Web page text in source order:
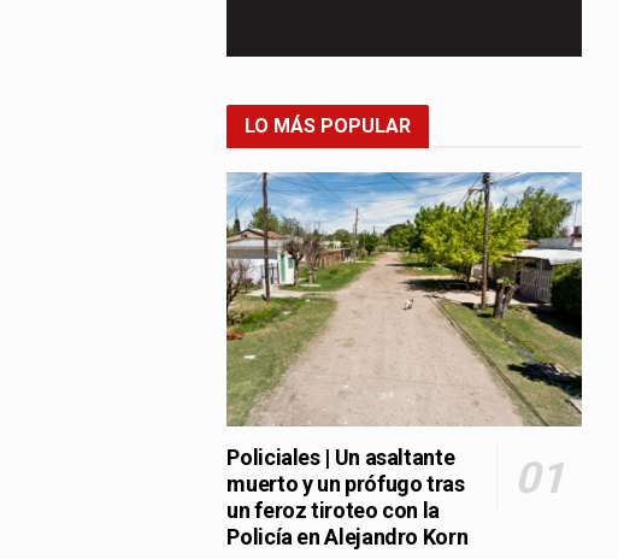
LO MÁS POPULAR
Policiales | Un asaltante
muerto y un prófugo tras
un feroz tiroteo con la
Policía en Alejandro Korn